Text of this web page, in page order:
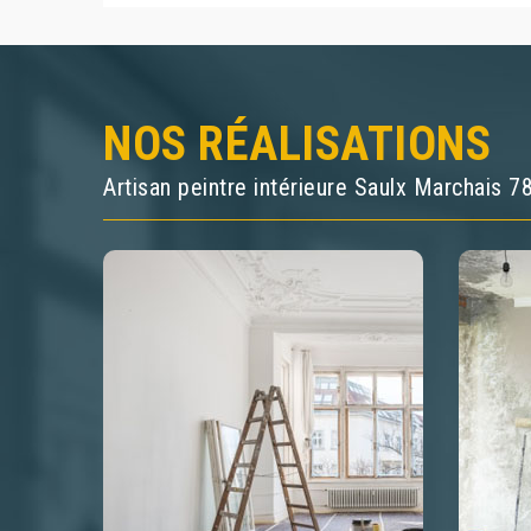
NOS RÉALISATIONS
Artisan peintre intérieure Saulx Marchais